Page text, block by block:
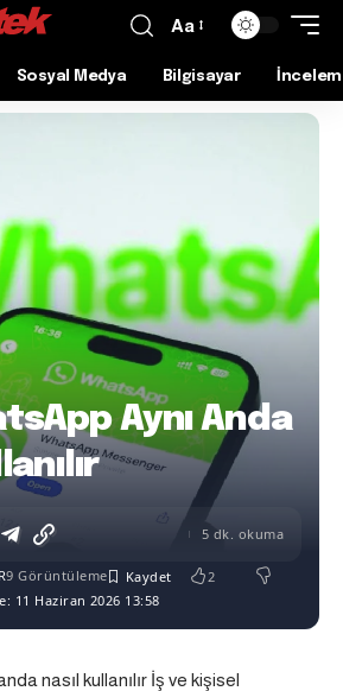
Aa
Sosyal Medya Bilgisayar
Aynı Anda
11 Haziran 2026 13:58
9 Görüntüleme 2
5 dk. okuma
nasıl kullanılır İş ve kişisel